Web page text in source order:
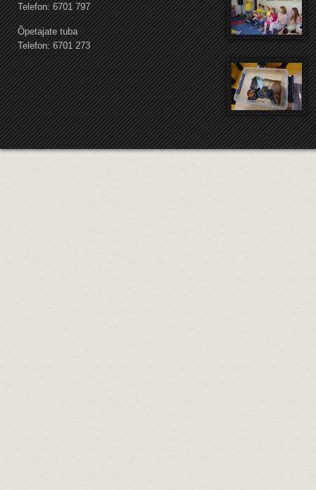
Telefon: 6701 797
Õpetajate tuba
Telefon: 6701 273